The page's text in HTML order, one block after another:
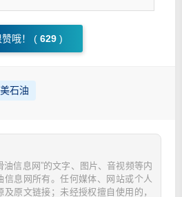
赞哦！ ( 629 )
石油
油信息网”的文字、图片、音视频等内
信息网所有。任何媒体、网站或个人
原文链接；未经授权擅自使用的，